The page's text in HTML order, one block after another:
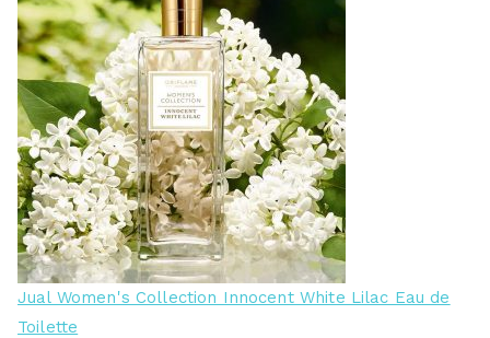
Jual Women's Collection Innocent White Lilac Eau de
Toilette